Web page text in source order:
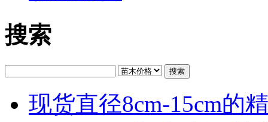
搜索
搜索
现货直径8cm-15cm的